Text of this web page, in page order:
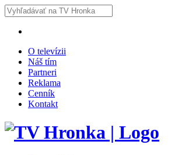
O televízii
Náš tím
Partneri
Reklama
Cenník
Kontakt